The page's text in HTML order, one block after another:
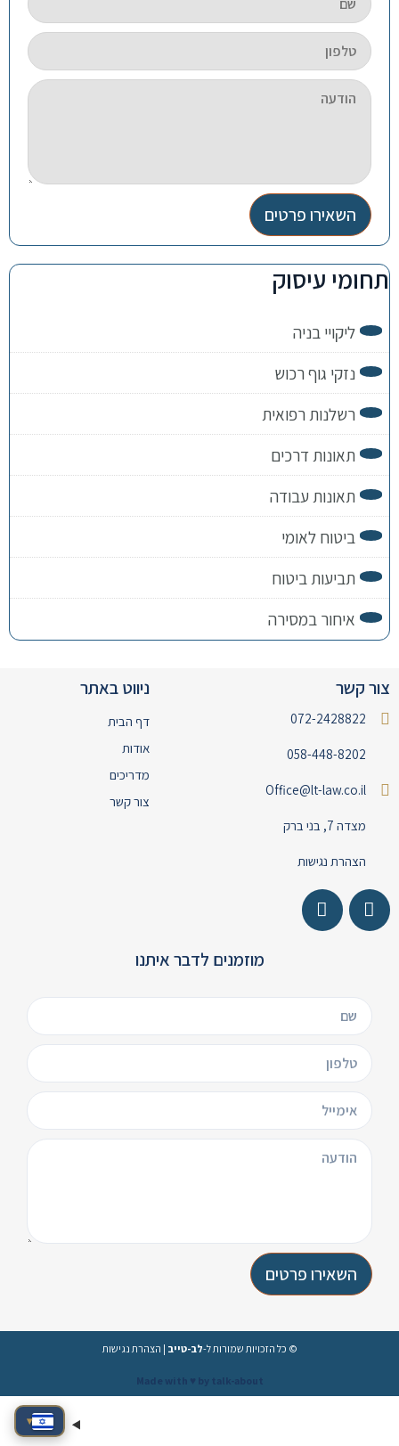
השאירו פרטים
תחומי עיסוק
ליקויי בניה
נזקי גוף רכוש
רשלנות רפואית
תאונות דרכים
תאונות עבודה
ביטוח לאומי
תביעות ביטוח
איחור במסירה
צור קשר
072-2428822
058-448-8202
Office@lt-law.co.il
מצדה 7, בני ברק
הצהרת נגישות
ניווט באתר
דף הבית
אודות
מדריכים
צור קשר
מוזמנים לדבר איתנו
השאירו פרטים
© כל הזכויות שמורות ל-לב-טייב | הצהרת נגישות
Made with ♥️ by talk-about
▾